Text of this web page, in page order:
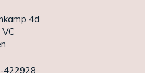
4d
422928